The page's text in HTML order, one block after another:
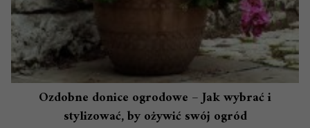
Ozdobne donice ogrodowe – Jak wybrać i
stylizować, by ożywić swój ogród